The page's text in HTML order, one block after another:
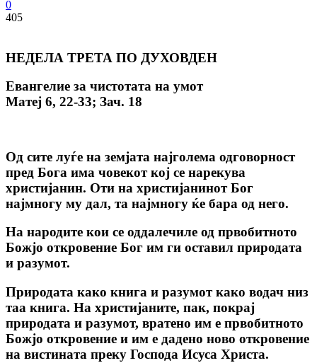
0
405
НЕДЕЛА ТРЕТА ПО ДУХОВДЕН
Евангелие за чистотата на умот
Матеј 6, 22-33; Зач. 18
Од сите луѓе на земјата најголема одговорност
пред Бога има човекот кој се нарекува
христијанин. Оти на христијанинот Бог
најмногу му дал, та најмногу ќе бара од него.
Ha народите кои се оддалечиле од првобитното
Божјо откровение Бог им ги оставил природата
и разумот.
Природата како книга и разумот како водач низ
таа книга. На христијаните, пак, покрај
природата и разумот, вратено им е првобитното
Божјо откровение и им е дадено ново откровение
на вистината преку Господа Исуса Христа.